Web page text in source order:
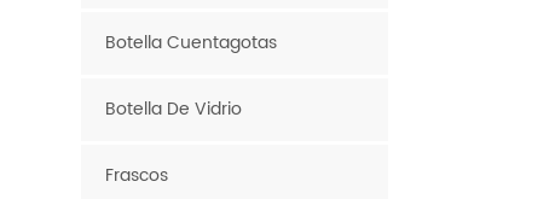
Botella Cuentagotas
Botella De Vidrio
Frascos